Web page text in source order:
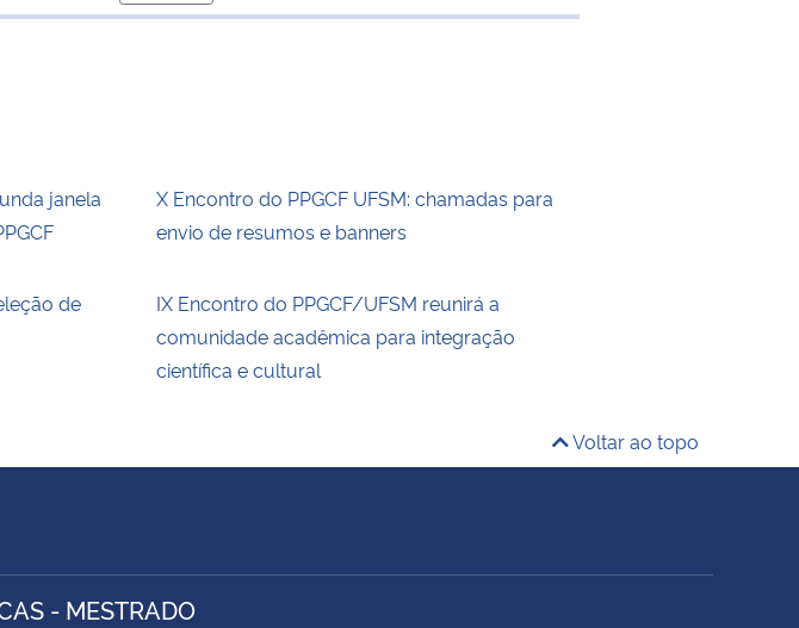
para área de transferência
janela
X Encontro do PPGCF UFSM: chamadas para
envio de resumos e banners
de
IX Encontro do PPGCF/UFSM reunirá a
comunidade acadêmica para integração
científica e cultural
Voltar ao topo
- MESTRADO